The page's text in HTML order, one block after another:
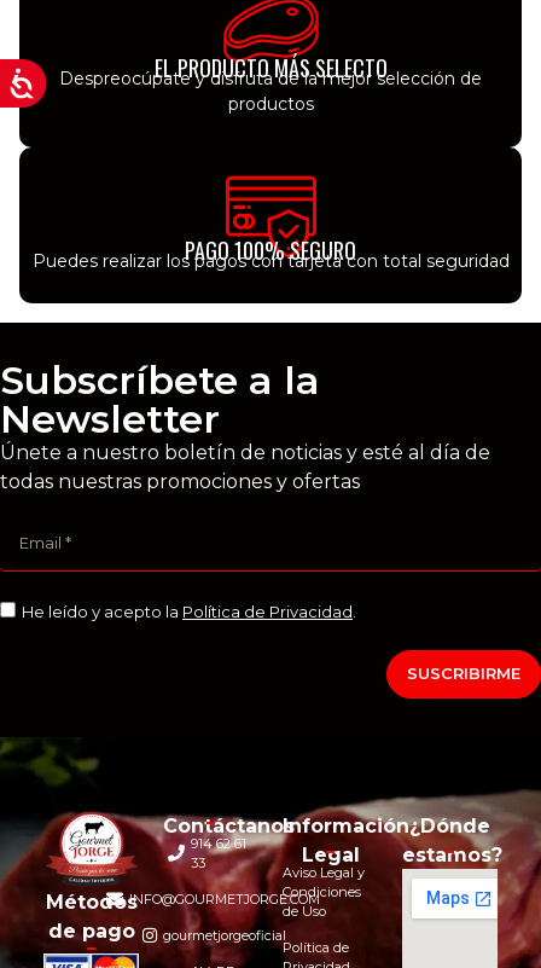
EL PRODUCTO MÁS SELECTO
Despreocúpate y disfruta de la mejor selección de
productos
PAGO 100% SEGURO
Puedes realizar los pagos con tarjeta con total seguridad
Subscríbete a la
Newsletter
Únete a nuestro boletín de noticias y esté al día de
todas nuestras promociones y ofertas
He leído y acepto la Política de Privacidad
SUSCRIBIRME
Métodos
de pago
Contáctanos
914 62 61
33
INFO@GOURMETJORGE.COM
gourmetjorgeoficial
Información
Legal
Aviso Legal y
Condiciones
de Uso
Política de
¿Dónde
estamos?